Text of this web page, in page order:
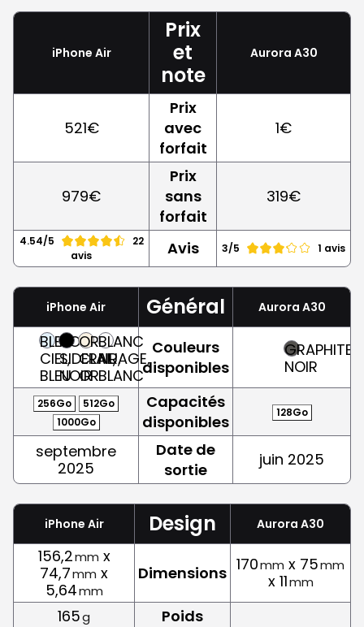
iPhone Air
Prix
et
note
Aurora A30
521€
Prix
avec
forfait
1€
979€
Prix
sans
forfait
319€
4.54/5
22
avis
Avis 3/5 1 avis
iPhone Air Général Aurora A30
BLEU
CIEL,
BLEU
NOIR
SIDERAL,
NOIR
OR
CLAIR,
OR
BLANC
NUAGE,
BLANC
Couleurs
disponibles
GRAPHITE,
NOIR
256Go
512Go
1000Go
Capacités
disponibles
128Go
septembre
2025
Date de
sortie
juin 2025
iPhone Air Design Aurora A30
156,2mm x
74,7mm x
5,64mm
Dimensions 170mm x 75mm
x 11mm
165g
Poids